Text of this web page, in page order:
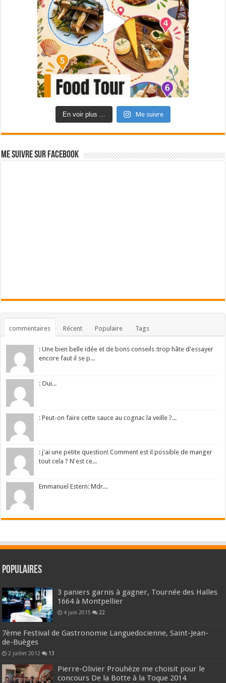
En voir plus ... Me suivre
Me suivre sur Facebook
commentaires Récent Populaire Tags
: Une bien belle idée et de bons conseils :trop hâte d'essayer
encore faut il se p...
: Oui...
: Peut-on faire cette sauce au cognac la veille ?...
: j'ai une petite question! Comment est il possible de manger
tout cela ? N'est ce...
Emmanuel Estern: Mdr...
Populaires
3 paniers garnis à gagner, Tournée des Halles
1664 à Montpellier
4 juin 2015 22
7ème Festival de Gastronomie Languedocienne, Saint-Jean-
de-Buèges
2 juillet 2012 13
Pierre-Olivier Prouhèze me choisit pour le
concours De la Botte à la Toque 2014